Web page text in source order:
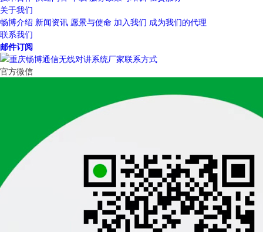
关于我们
畅博介绍 新闻资讯 愿景与使命 加入我们 成为我们的代理
联系我们
邮件订阅
官方微信